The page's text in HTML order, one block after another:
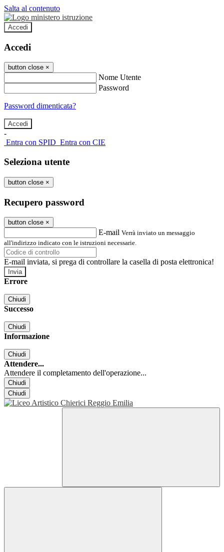
Salta al contenuto
Accedi
Accedi
button close ×
Nome Utente
Password
Password dimenticata?
-
Entra con SPID Entra con CIE
Seleziona utente
button close ×
Recupero password
button close ×
E-mail Verrà inviato un messaggio
all'indirizzo indicato con le istruzioni necessarie.
E-mail inviata, si prega di controllare la casella di posta elettronica!
Errore
Chiudi
Successo
Chiudi
Informazione
Chiudi
Attendere...
Attendere il completamento dell'operazione...
Chiudi
Chiudi